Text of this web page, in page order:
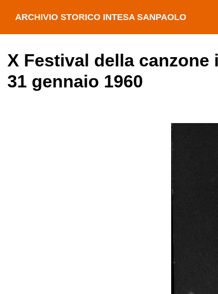
ARCHIVIO STORICO INTESA SANPAOLO
X Festival della canzone
31 gennaio 1960